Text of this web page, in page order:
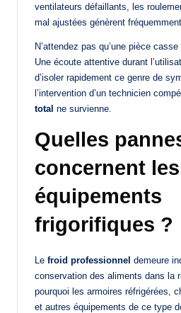
ventilateurs défaillants, les
mal ajustées génèrent
N’attendez pas qu’une pièce
Une écoute attentive durant
d’isoler rapidement ce genre de
l’intervention d’un technicien
total ne survienne.
Quelles
concernent les
équipements
frigorifiques ?
Le froid professionnel demeure
conservation des aliments dans la
pourquoi les armoires réfrigérées,
et autres équipements de ce type